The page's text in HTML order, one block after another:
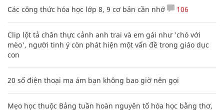
Các công thức hóa học lớp 8, 9 cơ bản cần nhớ 106
Clip lột tả chân thực cảnh anh trai và em gái như 'chó với
mèo', người tinh ý còn phát hiện một vấn đề trong giáo dục
con
20 số điện thoại ma ám bạn không bao giờ nên gọi
Mẹo học thuộc Bảng tuần hoàn nguyên tố hóa học bằng thơ,